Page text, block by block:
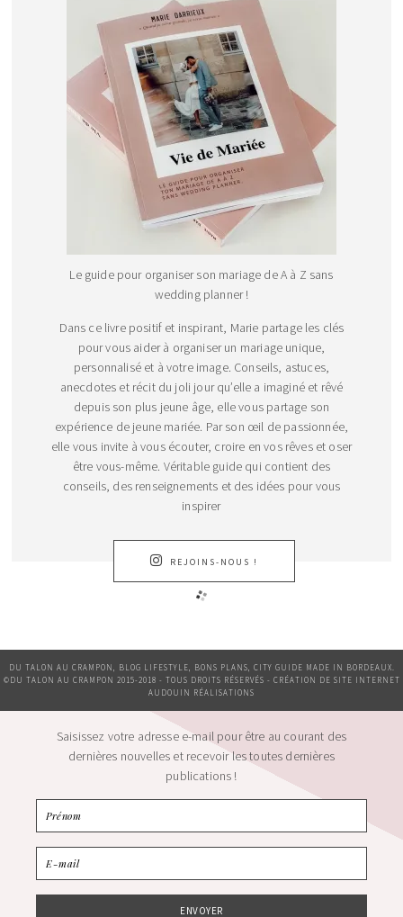
Le guide pour organiser son mariage de A à Z sans
wedding planner !
Dans ce livre positif et inspirant, Marie partage les clés
pour vous aider à organiser un mariage unique,
personnalisé et à votre image. Conseils, astuces,
anecdotes et récit du joli jour qu’elle a imaginé et rêvé
depuis son plus jeune âge, elle vous partage son
expérience de jeune mariée. Par son œil de passionnée,
elle vous invite à vous écouter, croire en vos rêves et oser
être vous-même. Véritable guide qui contient des
conseils, des renseignements et des idées pour vous
inspirer
REJOINS-NOUS !
DU TALON AU CRAMPON, BLOG LIFESTYLE, BONS PLANS, CITY GUIDE MADE IN BORDEAUX.
©DU TALON AU CRAMPON 2015-2018 - TOUS DROITS RÉSERVÉS - CRÉATION DE SITE INTERNET
AUDOUIN RÉALISATIONS
Saisissez votre adresse e-mail pour être au courant des
dernières nouvelles et recevoir les toutes dernières
publications !